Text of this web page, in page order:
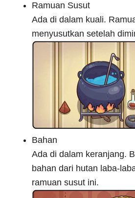
Ramuan Susut
Ada di dalam kuali.
menyusutkan setelah
Bahan
Ada di dalam keranjang.
bahan dari hutan laba-
ramuan susut ini.